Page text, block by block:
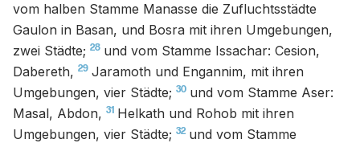
vom halben Stamme Manasse die Zufluchtsstädte
Gaulon in Basan, und Bosra mit ihren Umgebungen,
zwei Städte; 28 und vom Stamme Issachar: Cesion,
Dabereth, 29 Jaramoth und Engannim, mit ihren
Umgebungen, vier Städte; 30 und vom Stamme Aser:
Masal, Abdon, 31 Helkath und Rohob mit ihren
Umgebungen, vier Städte; 32 und vom Stamme